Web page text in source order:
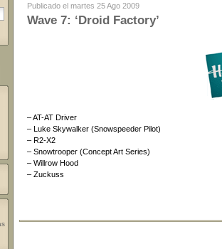
Publicado el martes 25 Ago 2009
Wave 7: ‘Droid Factory’
– AT-AT Driver
– Luke Skywalker (Snowspeeder Pilot)
– R2-X2
– Snowtrooper (Concept Art Series)
– Willrow Hood
– Zuckuss